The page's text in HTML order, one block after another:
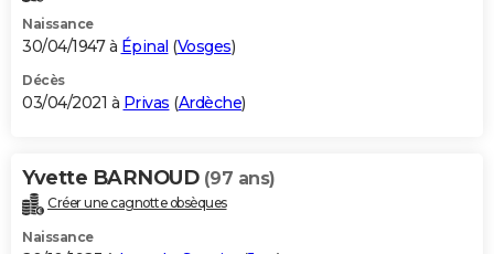
Naissance
30/04/1947 à Épinal (Vosges)
Décès
03/04/2021 à Privas (Ardèche)
Yvette BARNOUD (97 ans)
Créer une cagnotte obsèques
Naissance